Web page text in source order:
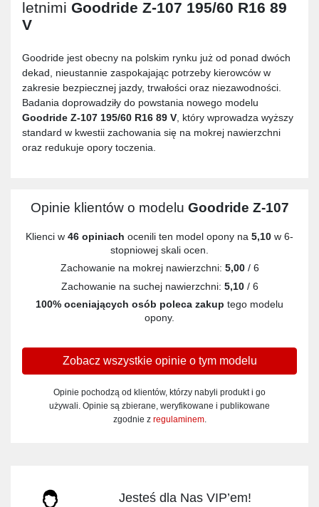
letnimi Goodride Z-107 195/60 R16 89
V
Goodride jest obecny na polskim rynku już od ponad dwóch
dekad, nieustannie zaspokajając potrzeby kierowców w
zakresie bezpiecznej jazdy, trwałości oraz niezawodności.
Badania doprowadziły do powstania nowego modelu
Goodride Z-107 195/60 R16 89 V , który wprowadza wyższy
standard w kwestii zachowania się na mokrej nawierzchni
oraz redukuje opory toczenia.
Opinie klientów o modelu Goodride Z-107
Klienci w 46 opiniach ocenili ten model opony na 5,10 w 6-
stopniowej skali ocen.
Zachowanie na mokrej nawierzchni: 5,00/ 6
Zachowanie na suchej nawierzchni: 5,10/ 6
100% oceniających osób poleca zakup tego modelu
opony.
Zobacz wszystkie opinie o tym modelu
Opinie pochodzą od klientów, którzy nabyli produkt i go
używali. Opinie są zbierane, weryfikowane i publikowane
zgodnie z regulaminem.
Jesteś dla Nas VIP’em!